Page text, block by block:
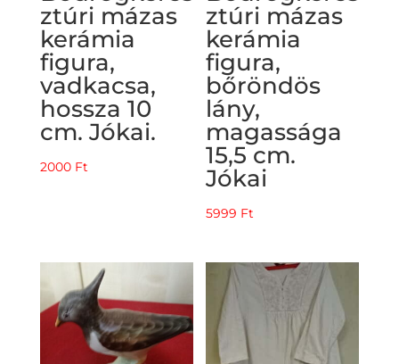
ztúri mázas
kerámia
figura,
vadkacsa,
hossza 10
cm. Jókai.
2000 Ft
ztúri mázas
kerámia
figura,
bőröndös
lány,
magassága
15,5 cm.
Jókai
5999 Ft